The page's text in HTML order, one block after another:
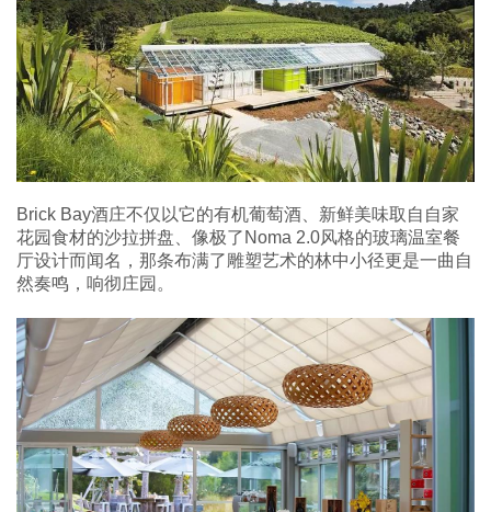
Brick Bay酒庄不仅以它的有机葡萄酒、新鲜美味取自自家
花园食材的沙拉拼盘、像极了Noma 2.0风格的玻璃温室餐
厅设计而闻名，那条布满了雕塑艺术的林中小径更是一曲自
然奏鸣，响彻庄园。